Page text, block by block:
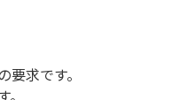
求です。